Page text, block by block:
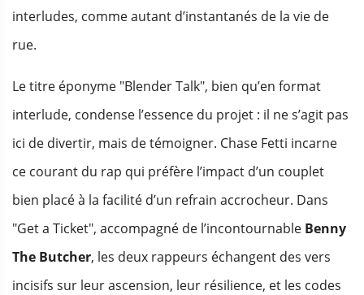
interludes, comme autant d’instantanés de la vie de
rue.
Le titre éponyme "Blender Talk", bien qu’en format
interlude, condense l’essence du projet : il ne s’agit pas
ici de divertir, mais de témoigner. Chase Fetti incarne
ce courant du rap qui préfère l’impact d’un couplet
bien placé à la facilité d’un refrain accrocheur. Dans
"Get a Ticket", accompagné de l’incontournable Benny
The Butcher, les deux rappeurs échangent des vers
incisifs sur leur ascension, leur résilience, et les codes